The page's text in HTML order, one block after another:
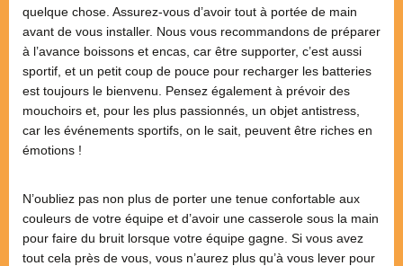
quelque chose. Assurez-vous d’avoir tout à portée de main
avant de vous installer. Nous vous recommandons de préparer
à l’avance boissons et encas, car être supporter, c’est aussi
sportif, et un petit coup de pouce pour recharger les batteries
est toujours le bienvenu. Pensez également à prévoir des
mouchoirs et, pour les plus passionnés, un objet antistress,
car les événements sportifs, on le sait, peuvent être riches en
émotions !
N’oubliez pas non plus de porter une tenue confortable aux
couleurs de votre équipe et d’avoir une casserole sous la main
pour faire du bruit lorsque votre équipe gagne. Si vous avez
tout cela près de vous, vous n’aurez plus qu’à vous lever pour